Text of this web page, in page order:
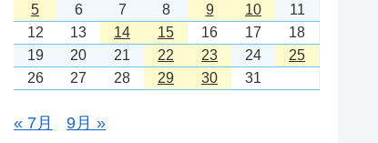
5
6 7 8 9 10
11
12
13 14 15 16 17
18
19
20 21 22 23 24
25
26
27 28 29 30 31
« 7月 9月 »